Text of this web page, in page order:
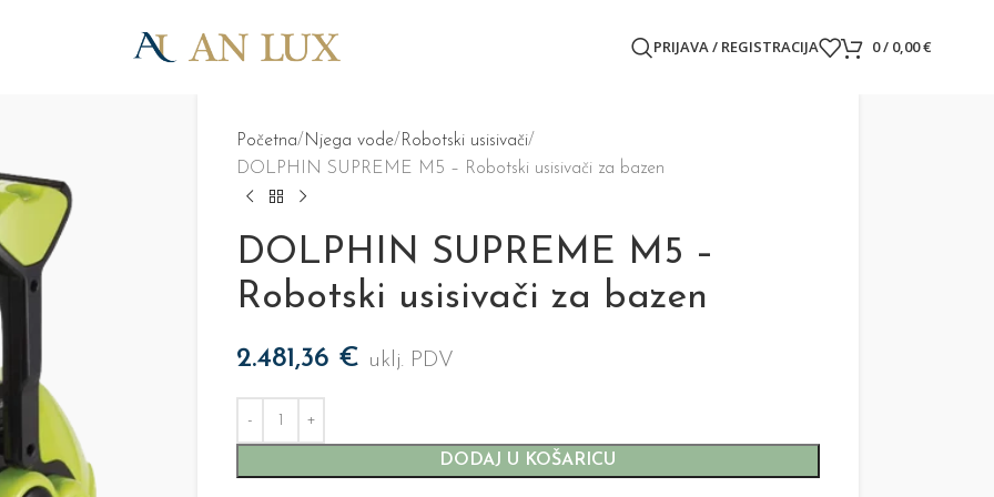
PRIJAVA / REGISTRACIJA 0/ 0,00€
Početna Njega vode Robotski usisivači
DOLPHIN SUPREME M5 – Robotski usisivači za bazen
DOLPHIN SUPREME M5 –
Robotski usisivači za bazen
2.481,36 € uklj. PDV
DODAJ U KOŠARICU